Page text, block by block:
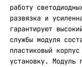
работу
развязка и
гарантируют
службы модуля
пластиковый
установку. Модуль